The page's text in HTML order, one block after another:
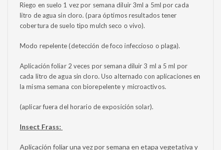
Riego en suelo 1 vez por semana diluir 3ml a 5ml por cada
litro de agua sin cloro. (para óptimos resultados tener
cobertura de suelo tipo mulch seco o vivo).
Modo repelente (detección de foco infeccioso o plaga).
Aplicación foliar 2 veces por semana diluir 3 ml a 5 ml por
cada litro de agua sin cloro. Uso alternado con aplicaciones en
la misma semana con biorepelente y microactivos.
(aplicar fuera del horario de exposición solar).
Insect Frass:
Aplicación foliar una vez por semana en etapa vegetativa y